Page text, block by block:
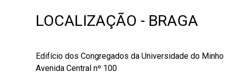
LOCALIZAÇÃO - BRAGA
Edifício dos Congregados da Universidade do Minho
Avenida Central nº 100